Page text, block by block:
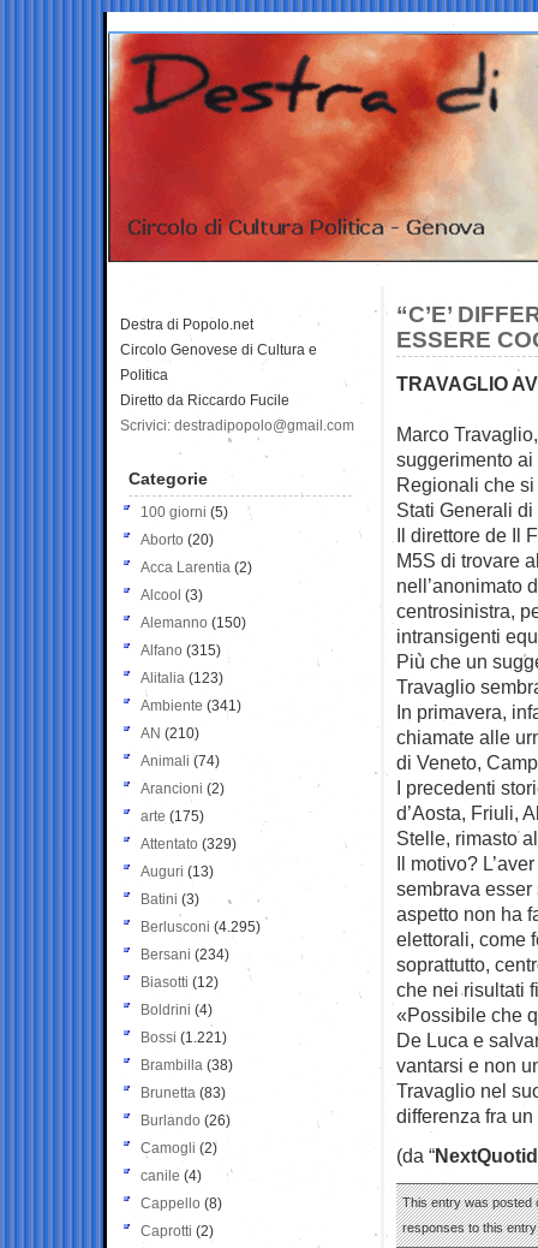
“C’E’
ESSERE
TRAVAGLIO
Marco
suggerimento ai
Regionali che
Stati Generali
Il direttore de Il
M5S di trovare
nell’anonimato
centrosinistra,
intransigenti
Più che un
Travaglio
In primavera,
chiamate alle
di Veneto,
I precedenti
d’Aosta, Friuli,
Stelle, rimasto
Il motivo?
sembrava
aspetto non ha
elettorali, come
soprattutto,
che nei risultati
«Possibile che
De Luca e
vantarsi e non
Travaglio nel
differenza fra
(da “
This entry was posted
responses to this
Destra di Popolo.net
Circolo Genovese di Cultura e
Politica
Diretto da Riccardo Fucile
Scrivici: destradipopolo@gmail.com
Categorie
100 giorni (5)
Aborto (20)
Acca Larentia (2)
Alcool (3)
Alemanno (150)
Alfano (315)
Alitalia (123)
Ambiente (341)
AN (210)
Animali (74)
Arancioni (2)
arte (175)
Attentato (329)
Auguri (13)
Batini (3)
Berlusconi (4.295)
Bersani (234)
Biasotti (12)
Boldrini (4)
Bossi (1.221)
Brambilla (38)
Brunetta (83)
Burlando (26)
Camogli (2)
canile (4)
Cappello (8)
Caprotti (2)